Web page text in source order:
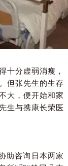
十分虚弱消瘦，
但张先生的生存
大，便开始和家
生与携康长荣医
助咨询日本两家